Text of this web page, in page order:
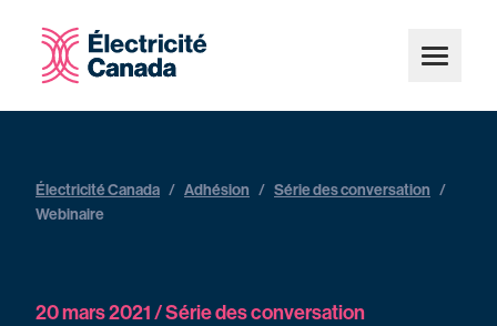
Électricité Canada / Adhésion / Série des conversation /
Webinaire
20 mars 2021 / Série des conversation